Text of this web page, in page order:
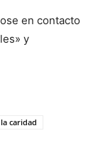
en contacto
y
caridad